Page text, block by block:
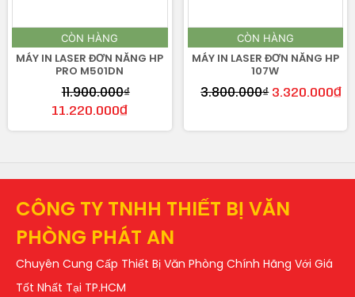
CÒN HÀNG
MÁY IN LASER ĐƠN NĂNG HP
PRO M501DN
11.900.000₫
11.220.000₫
CÒN HÀNG
MÁY IN LASER ĐƠN NĂNG HP
107W
3.800.000₫ 3.320.000₫
CÔNG TY TNHH THIẾT BỊ VĂN
PHÒNG PHÁT AN
Chuyên Cung Cấp Thiết Bị Văn Phòng Chính Hãng Với Giá
Tốt Nhất Tại TP.HCM